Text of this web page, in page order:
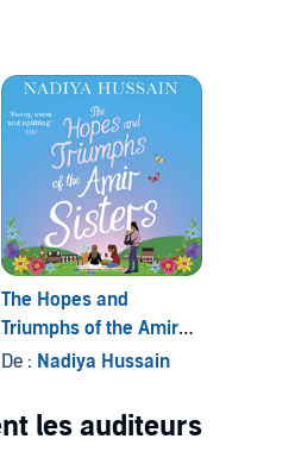
The Hopes and
Triumphs of the Amir
Sisters
De : Nadiya Hussain